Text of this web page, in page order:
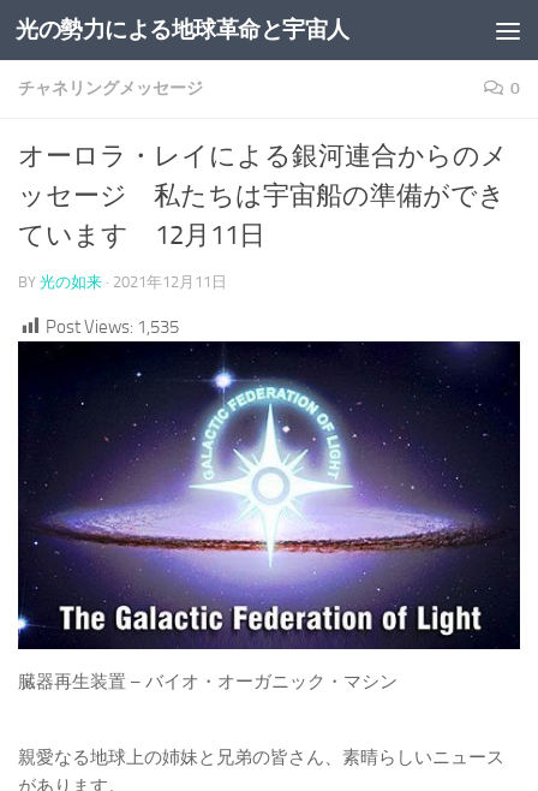
コンテンツへスキップ
光の勢力による地球革命と宇宙人
チャネリングメッセージ 0
オーロラ・レイによる銀河連合からのメ
ッセージ 私たちは宇宙船の準備ができ
ています 12月11日
BY 光の如来 · 2021年12月11日
Post Views: 1,535
臓器再生装置 – バイオ・オーガニック・マシン
親愛なる地球上の姉妹と兄弟の皆さん、素晴らしいニュース
があります。